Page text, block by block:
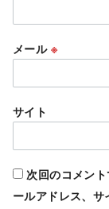
メール ※
サイト
次回のコメン
ールアドレス、サ